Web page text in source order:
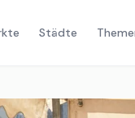
Städte